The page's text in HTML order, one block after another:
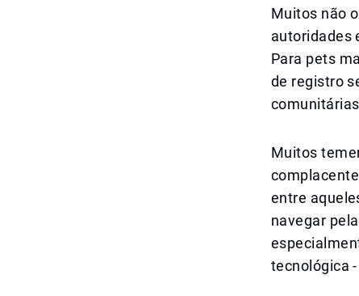
Muitos não
autoridades
Para pets
de registro
Muitos
entre
navegar
tecnológica